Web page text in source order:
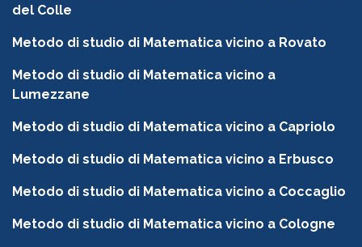
del Colle
Metodo di studio di Matematica vicino a Rovato
Metodo di studio di Matematica vicino a
Lumezzane
Metodo di studio di Matematica vicino a Capriolo
Metodo di studio di Matematica vicino a Erbusco
Metodo di studio di Matematica vicino a Coccaglio
Metodo di studio di Matematica vicino a Cologne